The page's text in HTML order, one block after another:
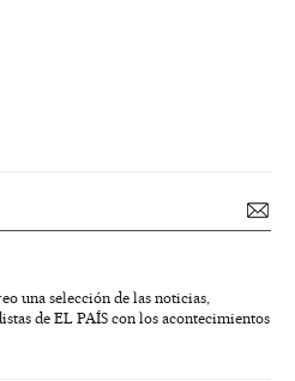
una selección de las noticias,
de EL PAÍS con los acontecimientos